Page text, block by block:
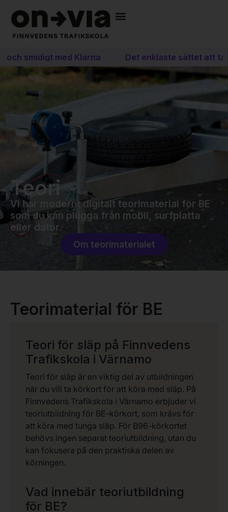
smidigt med Klarna Det enklaste sättet att ta
Teori
Vi har modernt digitalt teorimaterial för BE
som du kan plugga från mobil, surfplatta
eller dator.
Om teorimaterialet
Teorimaterial för BE
Teori för släp på Finnvedens
Trafikskola i Värnamo
Teori för släp är en viktig del av utbildningen
när du vill ta körkort för att köra med släp. På
Finnvedens Trafikskola i Värnamo erbjuder vi
teoriutbildning för BE-körkort, som krävs för
att köra med tunga släp. För B96-körkortet
behövs ingen separat teoriutbildning, utan du
kan fokusera på den praktiska delen av
körningen.
Vad innebär teoriutbildning
för BE?